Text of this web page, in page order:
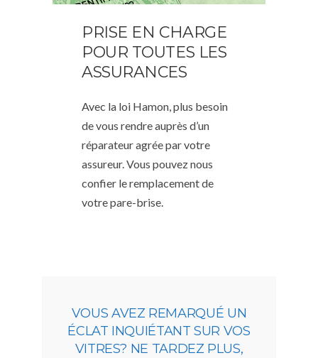
PRISE EN CHARGE
POUR TOUTES LES
ASSURANCES
Avec la loi Hamon, plus besoin
de vous rendre auprès d’un
réparateur agrée par votre
assureur. Vous pouvez nous
confier le remplacement de
votre pare-brise.
VOUS AVEZ REMARQUÉ UN
ÉCLAT INQUIÉTANT SUR VOS
VITRES? NE TARDEZ PLUS,